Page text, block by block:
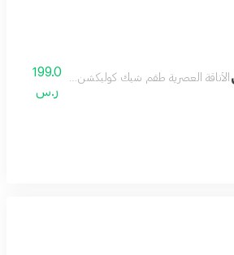
الأناقة العصرية طقم شيك كوليكشن يجسد المرأة
199.0
ر.س